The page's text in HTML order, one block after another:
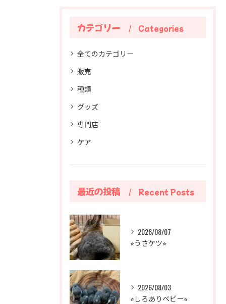
カテゴリー Categories
全てのカテゴリー
販売
種類
グッズ
専門店
ケア
最近の投稿 Recent Posts
2026/08/07
⭐︎うさケツ⭐︎
2026/08/03
⭐︎しろありベビー⭐︎